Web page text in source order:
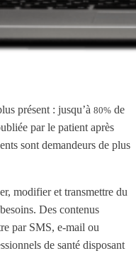
présent : jusqu’à 80% de
par le patient après
sont demandeurs de plus
modifier et transmettre du
Des contenus
par SMS, e-mail ou
de santé disposant